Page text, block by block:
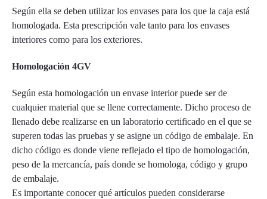
Según ella se deben utilizar los envases para los que la caja está
homologada. Esta prescripción vale tanto para los envases
interiores como para los exteriores.
Homologación 4GV
Según esta homologación un envase interior puede ser de
cualquier material que se llene correctamente. Dicho proceso de
llenado debe realizarse en un laboratorio certificado en el que se
superen todas las pruebas y se asigne un código de embalaje. En
dicho código es donde viene reflejado el tipo de homologación,
peso de la mercancía, país donde se homologa, código y grupo
de embalaje.
Es importante conocer qué artículos pueden considerarse